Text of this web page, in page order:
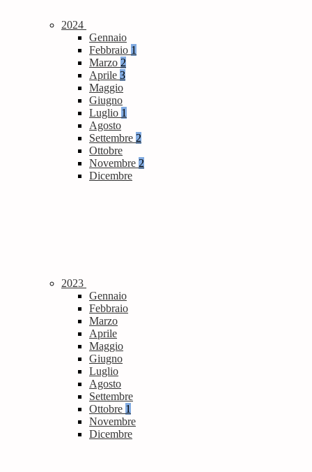
2024
Gennaio
Febbraio 1
Marzo 2
Aprile 3
Maggio
Giugno
Luglio 1
Agosto
Settembre 2
Ottobre
Novembre 2
Dicembre
2023
Gennaio
Febbraio
Marzo
Aprile
Maggio
Giugno
Luglio
Agosto
Settembre
Ottobre 1
Novembre
Dicembre